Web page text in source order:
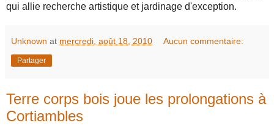
qui allie recherche artistique et jardinage d'exception.
Unknown at mercredi, août 18, 2010 Aucun commentaire:
Partager
Terre corps bois joue les prolongations à
Cortiambles